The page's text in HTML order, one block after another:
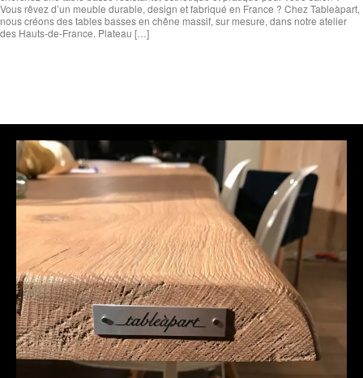
Vous rêvez d’un meuble durable, design et fabriqué en France ? Chez Tableàpart,
nous créons des tables basses en chêne massif, sur mesure, dans notre atelier
des Hauts-de-France. Plateau […]